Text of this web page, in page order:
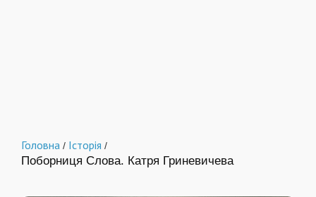
Головна / Історія /
Поборниця Слова. Катря Гриневичева